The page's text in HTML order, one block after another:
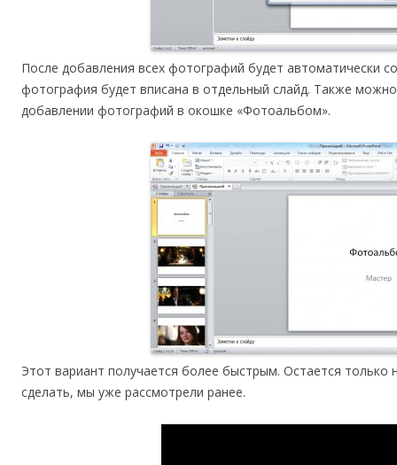
После добавления всех фотографий будет автоматически
фотография будет вписана в отдельный слайд. Также
добавлении фотографий в окошке «Фотоальбом».
Этот вариант получается более быстрым. Остается только
сделать, мы уже рассмотрели ранее.